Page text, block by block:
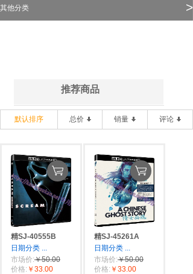
其他分类 >
推荐商品
默认排序 总价 销量 评论
精SJ-40555B
日期分类 ...
市场价:￥50.00
价格: ￥33.00
精SJ-45261A
日期分类 ...
市场价:￥50.00
价格: ￥33.00